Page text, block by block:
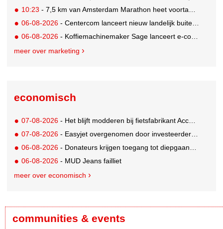
10:23 - 7,5 km van Amsterdam Marathon heet voortaan de 'Samsung Galaxy 7,5 km'
06-08-2026 - Centercom lanceert nieuw landelijk buitereclamenetwerk: City Cubes
06-08-2026 - Koffiemachinemaker Sage lanceert e-commerceplatform voor koffieliefhebbers
meer over marketing
economisch
07-08-2026 - Het blijft modderen bij fietsfabrikant Accell. Krijgt uitstel van betaling
07-08-2026 - Easyjet overgenomen door investeerder Apollo
06-08-2026 - Donateurs krijgen toegang tot diepgaandere informatie over goede doelen
06-08-2026 - MUD Jeans failliet
meer over economisch
communities & events